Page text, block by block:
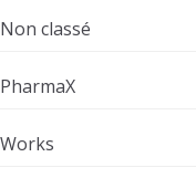
Non classé
PharmaX
Works